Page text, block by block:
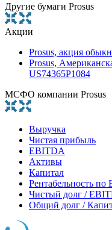
Другие бумаги Prosus
Акции
Prosus, акция
Prosus,
US74365P1084
МСФО компании Prosus
Выручка
Чистая прибыль
EBITDA
Активы
Капитал
Рентабельность
Чистый долг /
Общий долг /